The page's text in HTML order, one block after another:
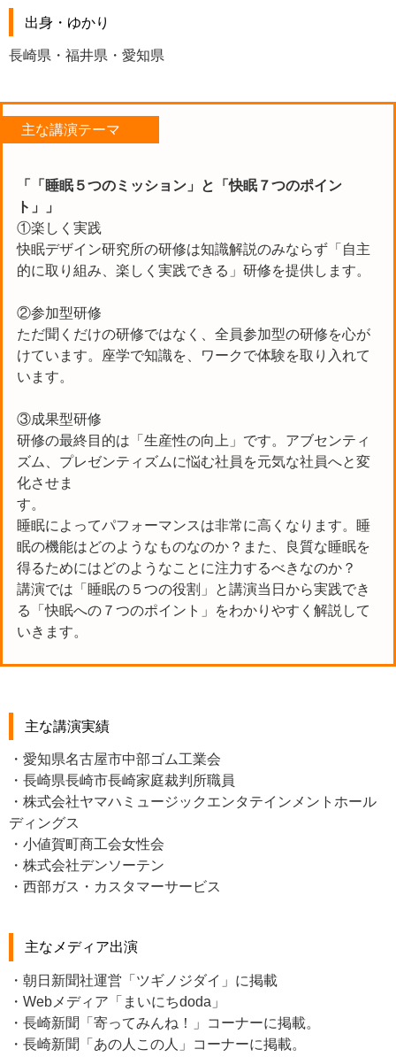
出身・ゆかり
長崎県・福井県・愛知県
主な講演テーマ
「「睡眠５つのミッション」と「快眠７つのポイン
ト」」
①楽しく実践
快眠デザイン研究所の研修は知識解説のみならず「自主
的に取り組み、楽しく実践できる」研修を提供します。
②参加型研修
ただ聞くだけの研修ではなく、全員参加型の研修を心が
けています。座学で知識を、ワークで体験を取り入れて
います。
③成果型研修
研修の最終目的は「生産性の向上」です。アブセンティ
ズム、プレゼンティズムに悩む社員を元気な社員へと変
化させま
す
睡眠によってパフォーマンスは非常に高くなります。睡
眠の機能はどのようなものなのか？また、良質な睡眠を
得るためにはどのようなことに注力するべきなのか？
講演では「睡眠の５つの役割」と講演当日から実践でき
る「快眠への７つのポイント」をわかりやすく解説して
いきます。
主な講演実績
・愛知県名古屋市中部ゴム工業会
・長崎県長崎市長崎家庭裁判所職員
・株式会社ヤマハミュージックエンタテインメントホール
ディングス
・小値賀町商工会女性会
・株式会社デンソーテン
・西部ガス・カスタマーサービス
主なメディア出演
・朝日新聞社運営「ツギノジダイ」に掲載
・Webメディア「まいにちdoda」
・長崎新聞「寄ってみんね！」コーナーに掲載。
・長崎新聞「あの人この人」コーナーに掲載。